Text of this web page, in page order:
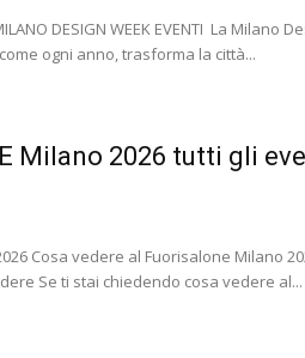
DESIGN WEEK EVENTI La Milano
ogni anno, trasforma la città...
Milano 2026 tutti gli
Cosa vedere al Fuorisalone Milano
Se ti stai chiedendo cosa vedere al...